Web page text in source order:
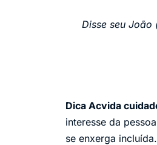
Disse seu
Dica Acvida
interesse da
se enxerga incluída.